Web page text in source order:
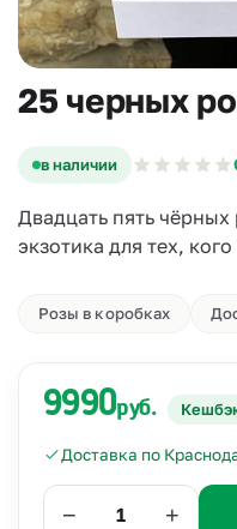
25 черных
в наличии
Двадцать пять
экзотика для тех,
Розы в коробках
9990руб.
Доставка по
− +